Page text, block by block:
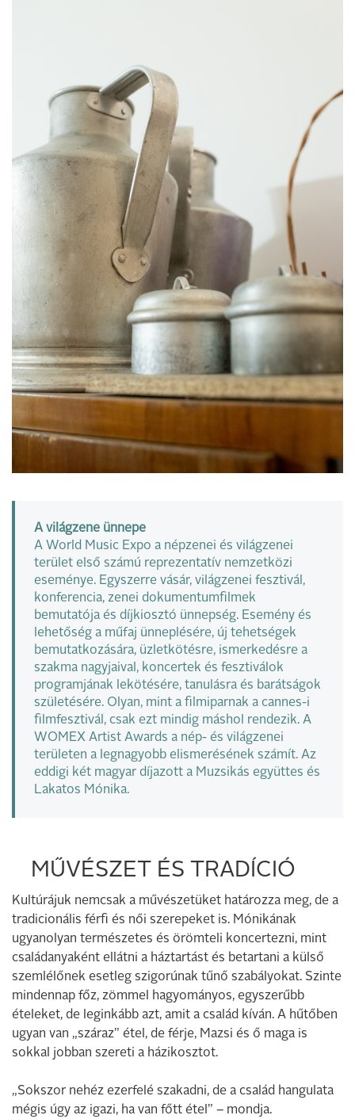
A világzene ünnepe
A World Music Expo a népzenei és világzenei
terület első számú reprezentatív nemzetközi
eseménye. Egyszerre vásár, világzenei fesztivál,
konferencia, zenei dokumentumfilmek
bemutatója és díjkiosztó ünnepség. Esemény és
lehetőség a műfaj ünneplésére, új tehetségek
bemutatkozására, üzletkötésre, ismerkedésre a
szakma nagyjaival, koncertek és fesztiválok
programjának lekötésére, tanulásra és barátságok
születésére. Olyan, mint a filmiparnak a cannes-i
filmfesztivál, csak ezt mindig máshol rendezik. A
WOMEX Artist Awards a nép- és világzenei
területen a legnagyobb elismerésének számít. Az
eddigi két magyar díjazott a Muzsikás együttes és
Lakatos Mónika.
MŰVÉSZET ÉS TRADÍCIÓ
Kultúrájuk nemcsak a művészetüket határozza meg, de a
tradicionális férfi és női szerepeket is. Mónikának
ugyanolyan természetes és örömteli koncertezni, mint
családanyaként ellátni a háztartást és betartani a külső
szemlélőnek esetleg szigorúnak tűnő szabályokat. Szinte
mindennap főz, zömmel hagyományos, egyszerűbb
ételeket, de leginkább azt, amit a család kíván. A hűtőben
ugyan van „száraz” étel, de férje, Mazsi és ő maga is
sokkal jobban szereti a házikosztot.
„Sokszor nehéz ezerfelé szakadni, de a család hangulata
mégis úgy az igazi, ha van főtt étel” – mondja.